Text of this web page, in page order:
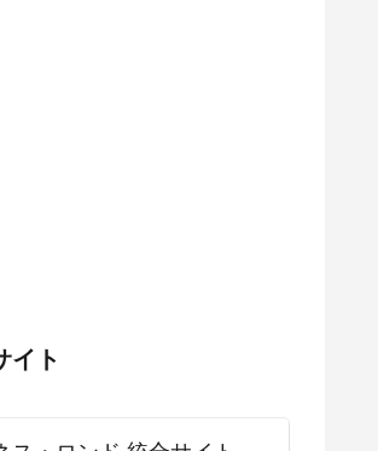
イト